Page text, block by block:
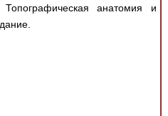
Топографическая анатомия и